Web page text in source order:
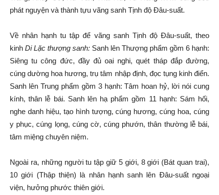
phát nguyện và thành tựu vãng sanh Tịnh độ Đâu-suất.
Về nhân hạnh tu tập để vãng sanh Tịnh độ Đâu-suất, theo
kinh Di Lặc thượng sanh: Sanh lên Thượng phẩm gồm 6 hạnh:
Siêng tu công đức, đầy đủ oai nghi, quét tháp đắp đường,
cúng dường hoa hương, trụ tâm nhập định, đọc tụng kinh điển.
Sanh lên Trung phẩm gồm 3 hạnh: Tâm hoan hỷ, lời nói cung
kính, thân lễ bái. Sanh lên hạ phẩm gồm 11 hạnh: Sám hối,
nghe danh hiệu, tạo hình tượng, cúng hương, cúng hoa, cúng
y phục, cúng lọng, cúng cờ, cúng phướn, thân thường lễ bái,
tâm miệng chuyên niệm.
Ngoài ra, những người tu tập giữ 5 giới, 8 giới (Bát quan trai),
10 giới (Thập thiện) là nhân hạnh sanh lên Đâu-suất ngoại
viện, hưởng phước thiên giới.